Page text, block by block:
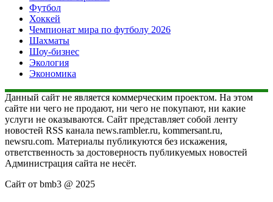
Футбол
Хоккей
Чемпионат мира по футболу 2026
Шахматы
Шоу-бизнес
Экология
Экономика
Данный сайт не является коммерческим проектом. На этом
сайте ни чего не продают, ни чего не покупают, ни какие
услуги не оказываются. Сайт представляет собой ленту
новостей RSS канала news.rambler.ru, kommersant.ru,
newsru.com. Материалы публикуются без искажения,
ответственность за достоверность публикуемых новостей
Администрация сайта не несёт.
Сайт от bmb3 @ 2025